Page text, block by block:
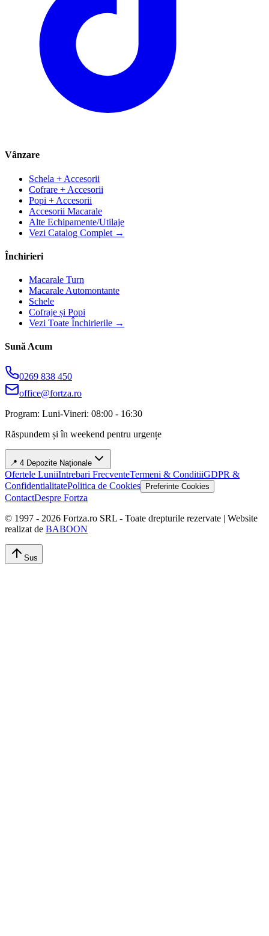
Vânzare
Schela + Accesorii
Cofrare + Accesorii
Popi + Accesorii
Accesorii Macarale
Alte Echipamente/Utilaje
Vezi Catalog Complet →
Închirieri
Macarale Turn
Macarale Automontante
Schele
Cofraje și Popi
Vezi Toate Închirierile →
Sună Acum
0269 838 450
office@fortza.ro
Program: Luni-Vineri: 08:00 - 16:30
Răspundem și în weekend pentru urgențe
📍 4 Depozite Naționale
Ofertele LuniiIntrebari FrecventeTermeni & ConditiiGDPR &
ConfidentialitatePolitica de Cookies Preferinte Cookies
ContactDespre Fortza
© 1997 - 2026 Fortza.ro SRL - Toate drepturile rezervate | Website
realizat de BABOON
Sus